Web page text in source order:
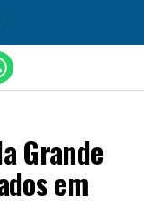
Grande
em